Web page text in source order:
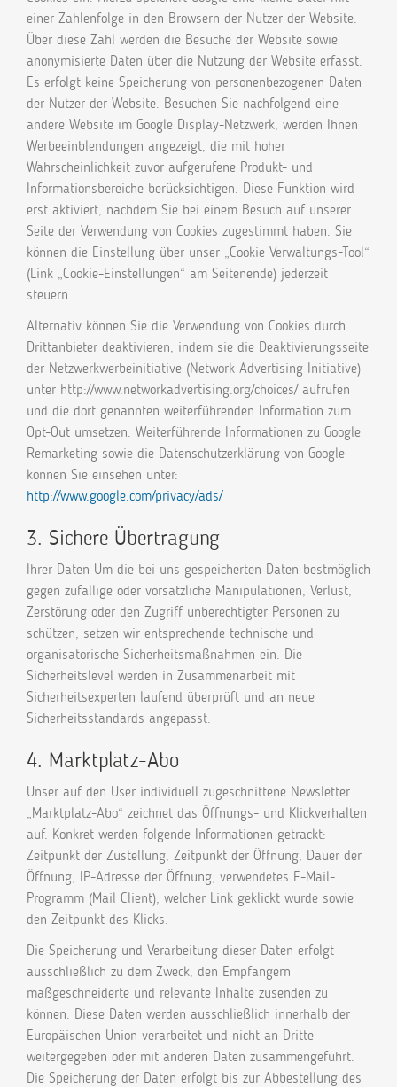
einer Zahlenfolge in den Browsern der Nutzer der Website.
Über diese Zahl werden die Besuche der Website sowie
anonymisierte Daten über die Nutzung der Website erfasst.
Es erfolgt keine Speicherung von personenbezogenen Daten
der Nutzer der Website. Besuchen Sie nachfolgend eine
andere Website im Google Display-Netzwerk, werden Ihnen
Werbeeinblendungen angezeigt, die mit hoher
Wahrscheinlichkeit zuvor aufgerufene Produkt- und
Informationsbereiche berücksichtigen. Diese Funktion wird
erst aktiviert, nachdem Sie bei einem Besuch auf unserer
Seite der Verwendung von Cookies zugestimmt haben. Sie
können die Einstellung über unser „Cookie Verwaltungs-Tool“
(Link „Cookie-Einstellungen“ am Seitenende) jederzeit
steuern.
Alternativ können Sie die Verwendung von Cookies durch
Drittanbieter deaktivieren, indem sie die Deaktivierungsseite
der Netzwerkwerbeinitiative (Network Advertising Initiative)
unter http://www.networkadvertising.org/choices/ aufrufen
und die dort genannten weiterführenden Information zum
Opt-Out umsetzen. Weiterführende Informationen zu Google
Remarketing sowie die Datenschutzerklärung von Google
können Sie einsehen unter:
http://www.google.com/privacy/ads/
3. Sichere Übertragung
Ihrer Daten Um die bei uns gespeicherten Daten bestmöglich
gegen zufällige oder vorsätzliche Manipulationen, Verlust,
Zerstörung oder den Zugriff unberechtigter Personen zu
schützen, setzen wir entsprechende technische und
organisatorische Sicherheitsmaßnahmen ein. Die
Sicherheitslevel werden in Zusammenarbeit mit
Sicherheitsexperten laufend überprüft und an neue
Sicherheitsstandards angepasst.
4. Marktplatz-Abo
Unser auf den User individuell zugeschnittene Newsletter
„Marktplatz-Abo“ zeichnet das Öffnungs- und Klickverhalten
auf. Konkret werden folgende Informationen getrackt:
Zeitpunkt der Zustellung, Zeitpunkt der Öffnung, Dauer der
Öffnung, IP-Adresse der Öffnung, verwendetes E-Mail-
Programm (Mail Client), welcher Link geklickt wurde sowie
den Zeitpunkt des Klicks.
Die Speicherung und Verarbeitung dieser Daten erfolgt
ausschließlich zu dem Zweck, den Empfängern
maßgeschneiderte und relevante Inhalte zusenden zu
können. Diese Daten werden ausschließlich innerhalb der
Europäischen Union verarbeitet und nicht an Dritte
weitergegeben oder mit anderen Daten zusammengeführt.
Die Speicherung der Daten erfolgt bis zur Abbestellung des